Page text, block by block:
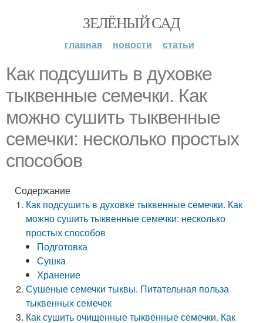
ЗЕЛЁНЫЙ САД
главная новости статьи
Как подсушить в духовке
тыквенные семечки. Как
можно сушить тыквенные
семечки: несколько простых
способов
Содержание
Как подсушить в духовке тыквенные семечки. Как
можно сушить тыквенные семечки: несколько
простых способов
Подготовка
Сушка
Хранение
Сушеные семечки тыквы. Питательная польза
тыквенных семечек
Как сушить очищенные тыквенные семечки. Как